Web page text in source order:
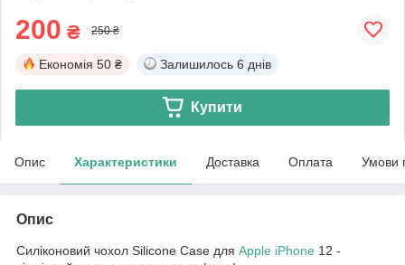
200 ₴ 250 ₴
Економія 50 ₴ Залишилось 6 днів
Купити
Опис Характеристики Доставка Оплата Умови
Опис
Силіконовий чохол Silicone Case для Apple iPhone 12 -